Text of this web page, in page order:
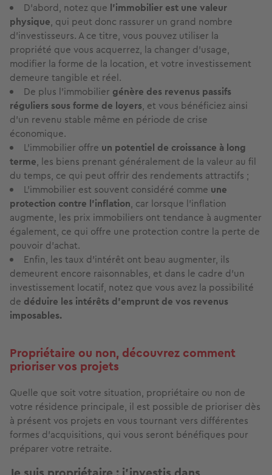
D’abord, notez que l’immobilier est une valeur
physique, qui peut donc rassurer un grand nombre
d’investisseurs. A ce titre, vous pouvez utiliser la
propriété que vous acquerrez, la changer d’usage,
modifier la forme de la location, et votre investissement
demeure tangible et réel.
De plus l’immobilier génère des revenus passifs
réguliers sous forme de loyers, et vous bénéficiez ainsi
d’un revenu stable même en période de crise
économique.
L’immobilier offre un potentiel de croissance à long
terme, les biens prenant généralement de la valeur au fil
du temps, ce qui peut offrir des rendements attractifs ;
L’immobilier est souvent considéré comme une
protection contre l’inflation, car lorsque l’inflation
augmente, les prix immobiliers ont tendance à augmenter
également, ce qui offre une protection contre la perte de
pouvoir d’achat.
Enfin, les taux d’intérêt ont beau augmenter, ils
demeurent encore raisonnables, et dans le cadre d’un
investissement locatif, notez que vous avez la possibilité
de déduire les intérêts d’emprunt de vos revenus
imposables.
Propriétaire ou non, découvrez comment
prioriser vos projets
Quelle que soit votre situation, propriétaire ou non de
votre résidence principale, il est possible de prioriser dès
à présent vos projets en vous tournant vers différentes
formes d’acquisitions, qui vous seront bénéfiques pour
préparer votre retraite.